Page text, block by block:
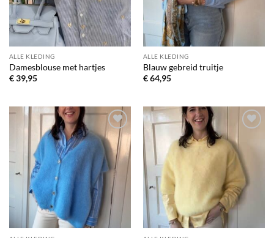
ALLE KLEDING
Damesblouse met hartjes
€39,95
ALLE KLEDING
Blauw gebreid truitje
€64,95
Toevoegen
aan
verlanglijst
Toevoegen
aan
verlanglijst